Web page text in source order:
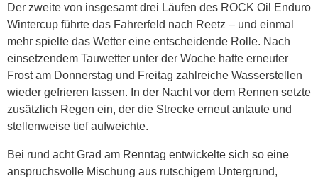
Der zweite von insgesamt drei Läufen des ROCK Oil Enduro
Wintercup führte das Fahrerfeld nach Reetz – und einmal
mehr spielte das Wetter eine entscheidende Rolle. Nach
einsetzendem Tauwetter unter der Woche hatte erneuter
Frost am Donnerstag und Freitag zahlreiche Wasserstellen
wieder gefrieren lassen. In der Nacht vor dem Rennen setzte
zusätzlich Regen ein, der die Strecke erneut antaute und
stellenweise tief aufweichte.
Bei rund acht Grad am Renntag entwickelte sich so eine
anspruchsvolle Mischung aus rutschigem Untergrund,